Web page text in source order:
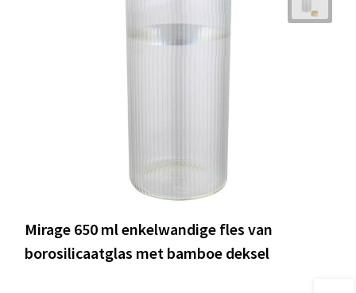
Mirage 650 ml enkelwandige fles van
borosilicaatglas met bamboe deksel